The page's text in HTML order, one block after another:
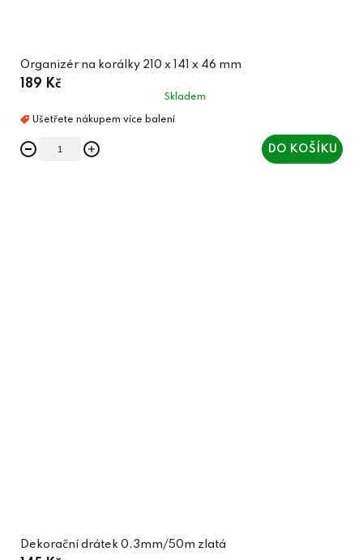
Organizér na korálky 210 x 141 x 46 mm
189 Kč
Skladem
DO KOŠÍKU
Dekorační drátek 0,3mm/50m zlatá